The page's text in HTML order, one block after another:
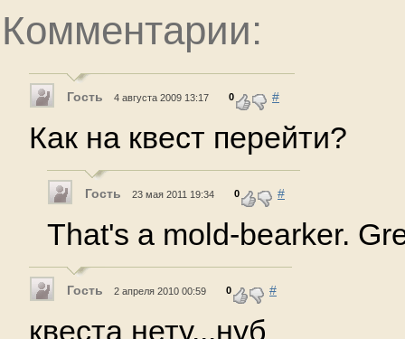
Комментарии:
Гость 4 августа 2009 13:17 0 #
Как на квест перейти?
Гость 23 мая 2011 19:34 0 #
That's a mold-bearker.
Гость 2 апреля 2010 00:59 0 #
квеста нету...нуб